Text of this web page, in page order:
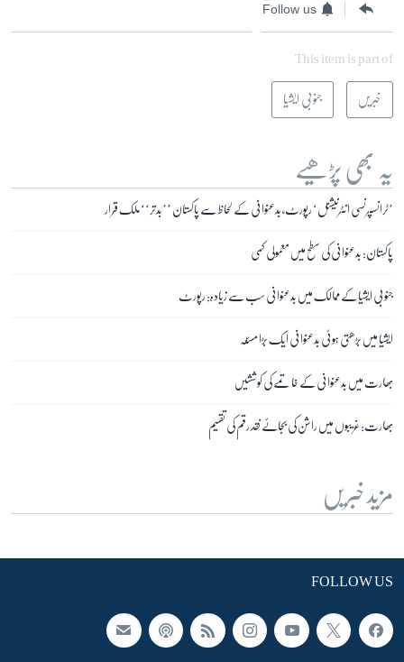
Follow us
This item is part of
خبریں جنوبی ایشیا
یہ بھی پڑھیے
’ٹرانسپرنسی انٹرنیشنل‘ رپورٹ، بدعنوانی کے لحاظ سے پاکستان ’’بدتر‘‘ ملک قرار
پاکستان: بدعنوانی کی سطح میں معمولی کمی
جنوبی ایشیا کے ممالک میں بدعنوانی سب سے زیادہ: رپورٹ
ایشیا میں بڑھتی ہوئی بدعنوانی ایک بڑا مسئلہ
بھارت میں بدعنوانی کے خاتمے کی کوششیں
بھارت: غریبوں میں راشن کی بجائے نقد رقم کی تقسیم
مزید خبریں
FOLLOW US